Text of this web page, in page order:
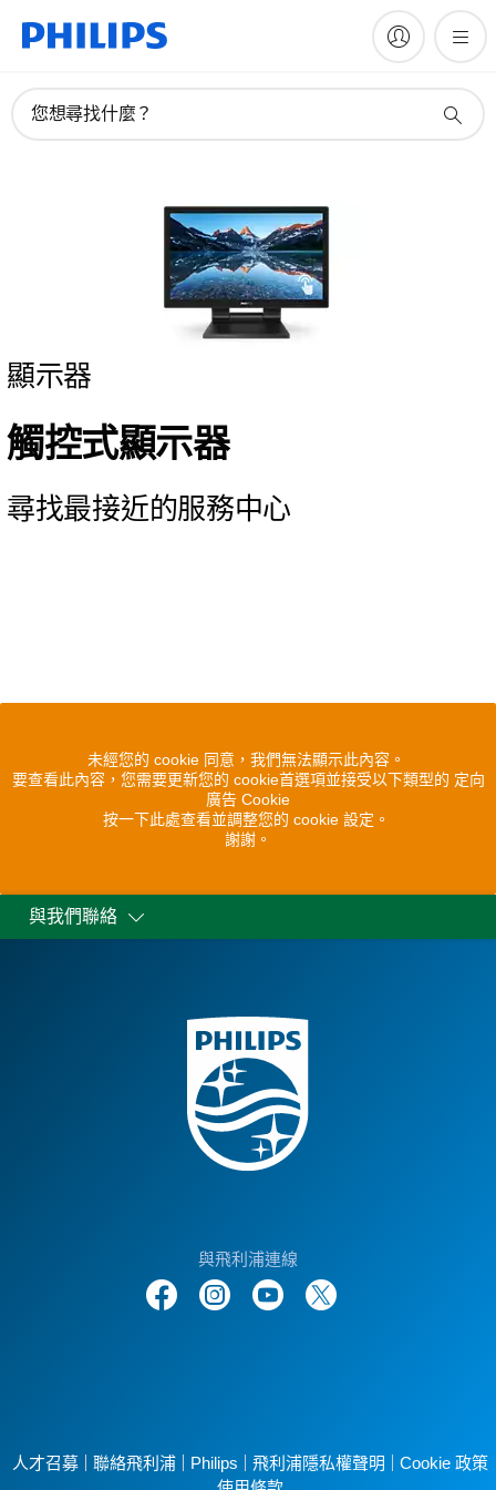
您想尋找什麼？
顯示器
觸控式顯示器
尋找最接近的服務中心
未經您的 cookie 同意，我們無法顯示此內容。
要查看此內容，您需要更新您的 cookie首選項並接受以下類型的 定向
廣告 Cookie
按一下此處查看並調整您的 cookie 設定。
謝謝。
與我們聯絡
與飛利浦連線
人才召募 聯絡飛利浦 Philips 飛利浦隱私權聲明
Cookie 政策